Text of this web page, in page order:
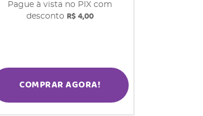
Pague à vista no PIX com
desconto R$ 4,00
COMPRAR AGORA!